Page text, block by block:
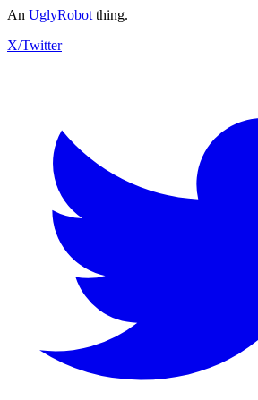
An UglyRobot thing.
X/Twitter